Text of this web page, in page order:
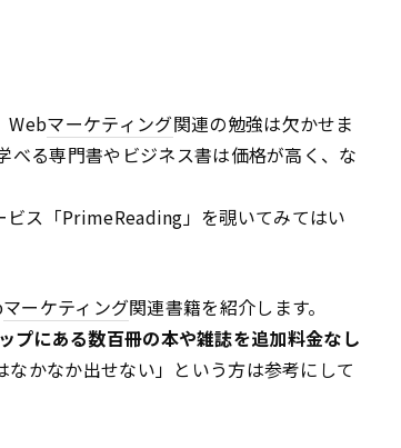
Webマーケティング関連の勉強は欠かせま
べる専門書やビジネス書は価格が高く、な
ス「PrimeReading」を覗いてみてはい
マーケティング関連書籍を紹介します。
にある数百冊の本や雑誌を追加料金なし
なかなか出せない」という方は参考にして